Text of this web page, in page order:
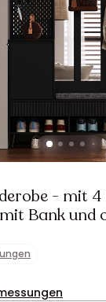
- mit 4
Bank und